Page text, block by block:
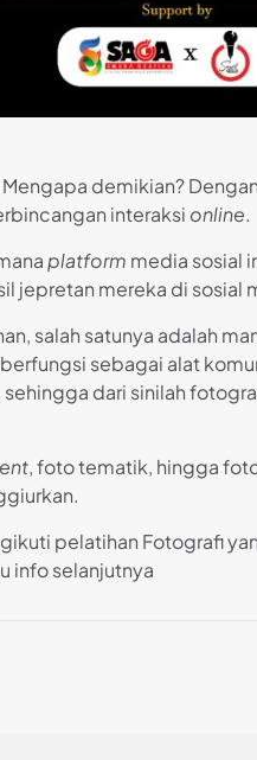
demikian?
interaksi online.
platform media sosial
jepretan mereka di sosial
salah satunya adalah
sebagai alat
dari sinilah
, foto tematik, hingga
pelatihan Fotografi
info selanjutnya